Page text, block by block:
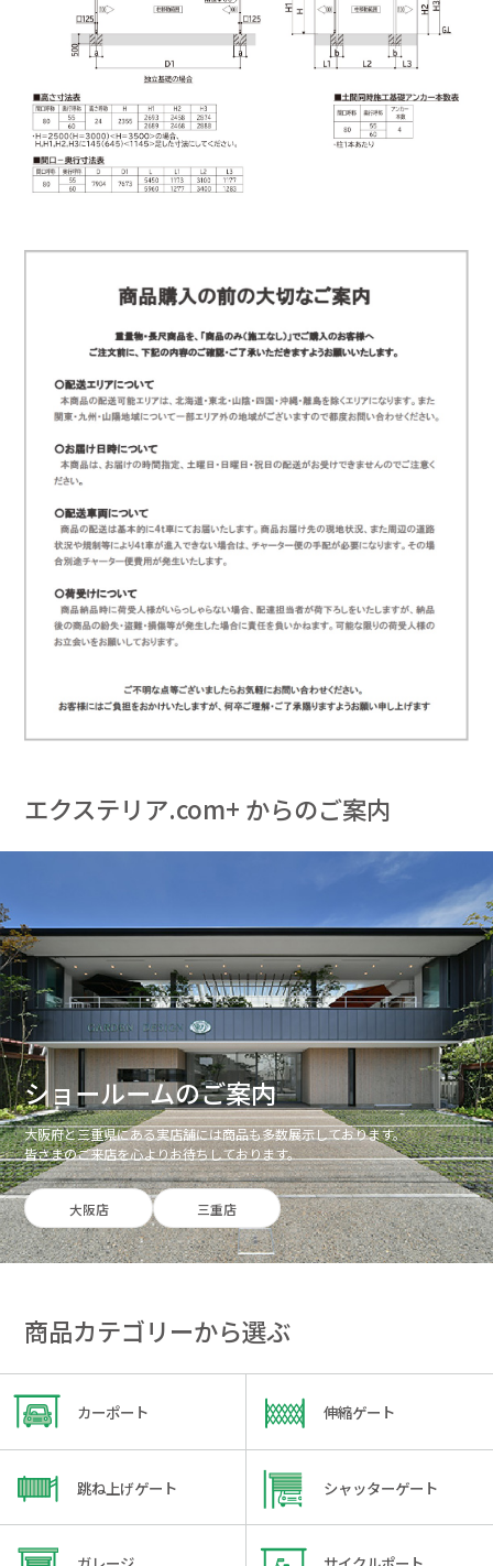
エクステリア.com+ からのご案内
ショールームのご案内
大阪府と三重県にある実店舗には商品も多数展示しております。
皆さまのご来店を心よりお待ちしております。
大阪店 三重店
商品カテゴリーから選ぶ
カーポート 伸縮ゲート
跳ね上げゲート シャッターゲート